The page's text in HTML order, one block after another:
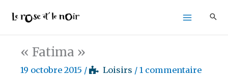
contenu
« Fatima »
19 octobre 2015 / Loisirs / 1 commentaire